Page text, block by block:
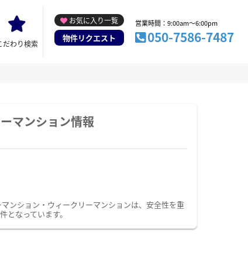
だわり検索
お気に入り一覧
物件リクエスト
営業時間：9:00am～6:00pm
050-7586-7487
マンション情報
ンション・ウィークリーマンションは、安全性を重
なっています。